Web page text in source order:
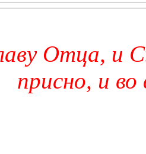
Отца, и
присно, и во